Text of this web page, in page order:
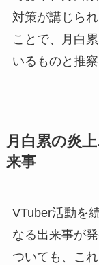
対策が講じら
ことで、月白
いるものと推察
月白累の炎
来事
VTuber活動を
なる出来事が
ついても、こ